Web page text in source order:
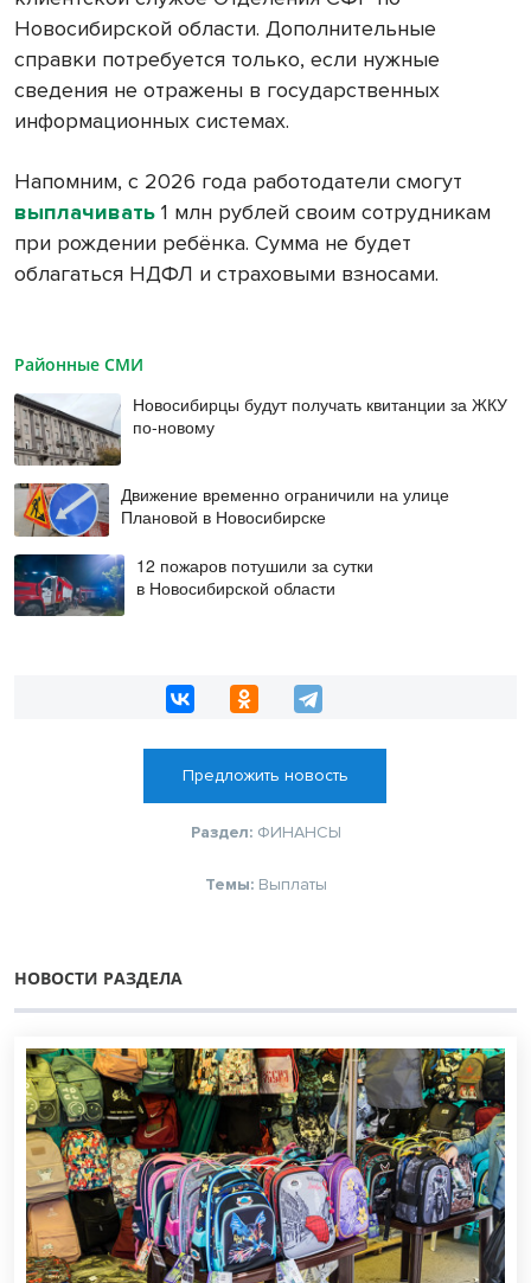
Новосибирской области. Дополнительные
справки потребуется только, если нужные
сведения не отражены в государственных
информационных системах.
Напомним, с 2026 года работодатели смогут
выплачивать 1 млн рублей своим сотрудникам
при рождении ребёнка. Сумма не будет
облагаться НДФЛ и страховыми взносами.
Районные СМИ
Новосибирцы будут получать квитанции за ЖКУ
по-новому
Движение временно ограничили на улице
Плановой в Новосибирске
12 пожаров потушили за сутки
в Новосибирской области
Предложить новость
Раздел: ФИНАНСЫ
Темы: Выплаты
НОВОСТИ РАЗДЕЛА